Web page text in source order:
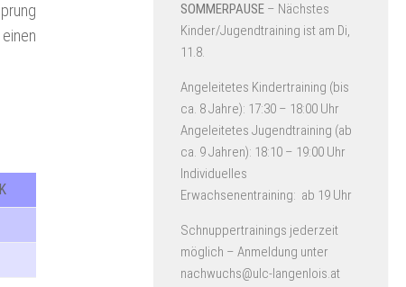
SOMMERPAUSE – Nächstes
Kinder/Jugendtraining ist am Di,
11.8.
Angeleitetes Kindertraining (bis
ca. 8 Jahre): 17:30 – 18:00 Uhr
Angeleitetes Jugendtraining (ab
ca. 9 Jahren): 18:10 – 19:00 Uhr
Individuelles
Erwachsenentraining: ab 19 Uhr
Schnuppertrainings jederzeit
möglich – Anmeldung unter
nachwuchs@ulc-langenlois.at